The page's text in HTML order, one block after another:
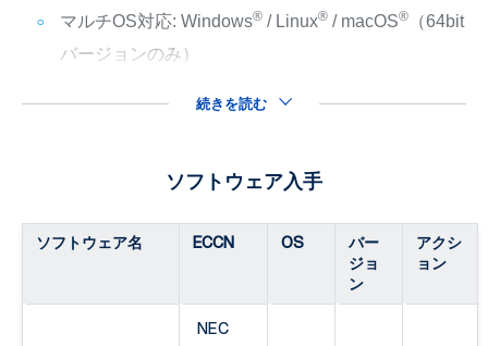
マルチOS対応: Windows®/ Linux®/ macOS®（64bit
バージョンのみ）
続きを読む
ソフトウェア入手
ソフトウェア名 ECCN OS
バー
ジョ
ン
アクシ
ョン
NEC